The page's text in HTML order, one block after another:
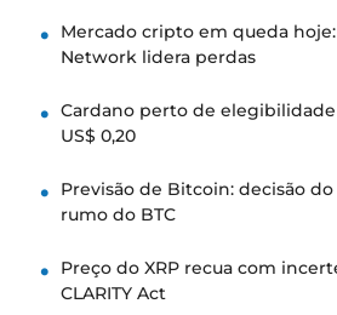
Mercado cripto em queda
Network lidera perdas
Cardano perto de elegibilidade
US$ 0,20
Previsão de Bitcoin: decisão
rumo do BTC
Preço do XRP recua com
CLARITY Act